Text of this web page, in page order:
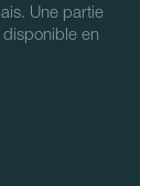
Une partie
en